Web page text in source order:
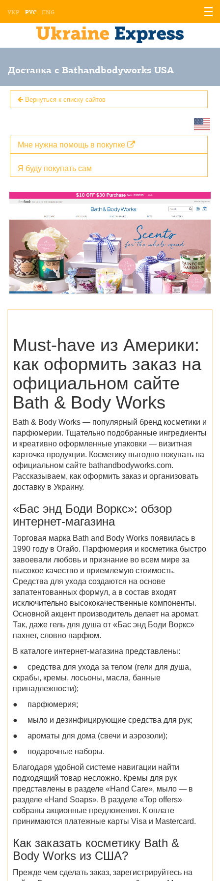
УКР РУС ENG
Доставка с Bathandbodyworks USA
Вернуться к списку сайтов
Я буду покупать сам
Мне нужна помощь в покупке
Must-have из Америки:
как оформить заказ на
официальном сайте
Bath & Body Works
Bath & Body Works — популярный бренд косметики и
парфюмерии. Тщательно подобранные ингредиенты
и креативно оформленные упаковки — визитная
карточка продукции. Косметику выгодно покупать на
официальном сайте bathandbodyworks.com.
Рассказываем, как оформить заказ и организовать
доставку в Украину.
«Бас энд Боди Воркс»: обзор
интернет-магазина
Торговая марка Bath and Body Works появилась в
1990 году в Огайо. Парфюмерия и косметика быстро
завоевали любовь и признание во всем мире за
высокое качество и приемлемую стоимость.
Средства для ухода создаются на основе
запатентованных формул, а в состав входят
исключительно высококачественные компоненты.
Основной акцент производитель делает на аромат.
Так, даже гель для душа от «Бас энд Боди Воркс»
пахнет, словно парфюм.
В каталоге интернет-магазина представлены:
●
средства для ухода за телом (гели для душа,
скрабы, кремы, лосьоны, масла, банные
принадлежности);
●
парфюмерия;
●
мыло и дезинфицирующие средства для рук;
●
ароматы для дома (свечи и аэрозоли);
●
подарочные наборы.
Благодаря удобной системе навигации найти
подходящий товар несложно. Кремы для рук
представлены в разделе «Hand Care», мыло — в
разделе «Hand Soaps». В разделе «Top offers»
собраны акционные предложения. К оплате
принимаются платежные карты Visa и Mastercard.
Как заказать косметику Bath &
Body Works из США?
Прежде чем сделать заказ, зарегистрируйтесь на